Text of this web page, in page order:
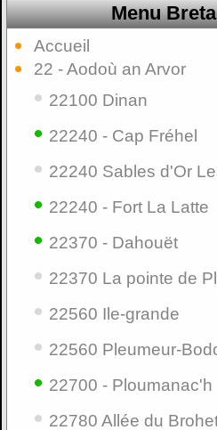
Menu
Accueil
22 - Aodoù an Arvor
• 22100 Dinan
• 22240 - Cap Fréhel
• 22240 Sables d'Or
• 22240 - Fort La Latte
• 22370 - Dahouët
• 22370 La pointe de
• 22560 Ile-grande
• 22560 Pleumeur-
• 22700 - Ploumanac'h
• 22780 Allée du